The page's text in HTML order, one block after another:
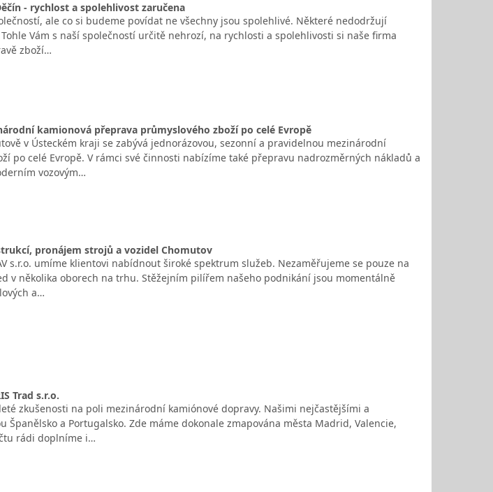
- rychlost a spolehlivost zaručena
ale co si budeme povídat ne všechny jsou spolehlivé. Některé nedodržují
Vám s naší společností určitě nehrozí, na rychlosti a spolehlivosti si naše firma
zboží…
kamionová přeprava průmyslového zboží po celé Evropě
v Ústeckém kraji se zabývá jednorázovou, sezonní a pravidelnou mezinárodní
po celé Evropě. V rámci své činnosti nabízíme také přepravu nadrozměrných nákladů a
vozovým…
pronájem strojů a vozidel Chomutov
s.r.o. umíme klientovi nabídnout široké spektrum služeb. Nezaměřujeme se pouze na
v několika oborech na trhu. Stěžejním pilířem našeho podnikání jsou momentálně
a…
Trad s.r.o.
zkušenosti na poli mezinárodní kamiónové dopravy. Našimi nejčastějšími a
a Portugalsko. Zde máme dokonale zmapována města Madrid, Valencie,
rádi doplníme i…